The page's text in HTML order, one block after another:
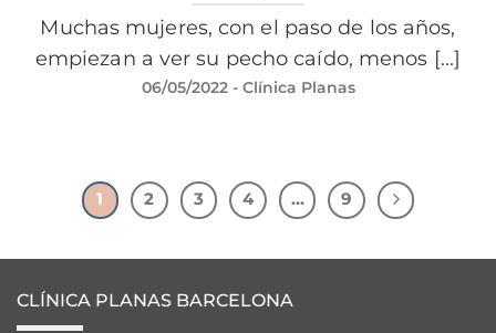
Muchas mujeres, con el paso de los años,
empiezan a ver su pecho caído, menos [...]
06/05/2022- Clínica Planas
1 2 3 4 … 9
CLÍNICA PLANAS BARCELONA